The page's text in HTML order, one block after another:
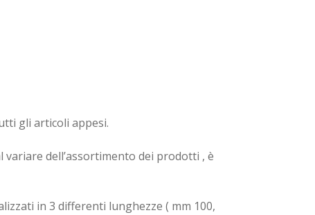
gli articoli appesi.
dell’assortimento dei prodotti , è
in 3 differenti lunghezze ( mm 100,